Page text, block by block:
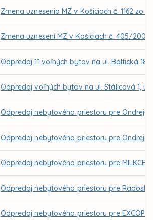
Zmena uznesenia MZ v Košiciach č. 1162 zo
Zmena uznesení MZ v Košiciach č. 405/
Odpredaj 11 voľných bytov na ul. Baltická 18
Odpredaj voľných bytov na ul. Stálicová 1, ul.
Odpredaj nebytového priestoru pre Ondreja
Odpredaj nebytového priestoru pre Ondreja
Odpredaj nebytového priestoru pre
Odpredaj nebytového priestoru pre
Odpredaj nebytového priestoru pre EXCOP